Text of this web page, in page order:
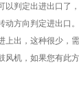
判定出进出口了，
方向判定进出口。
出，这种很少，需
机，如果您有此方